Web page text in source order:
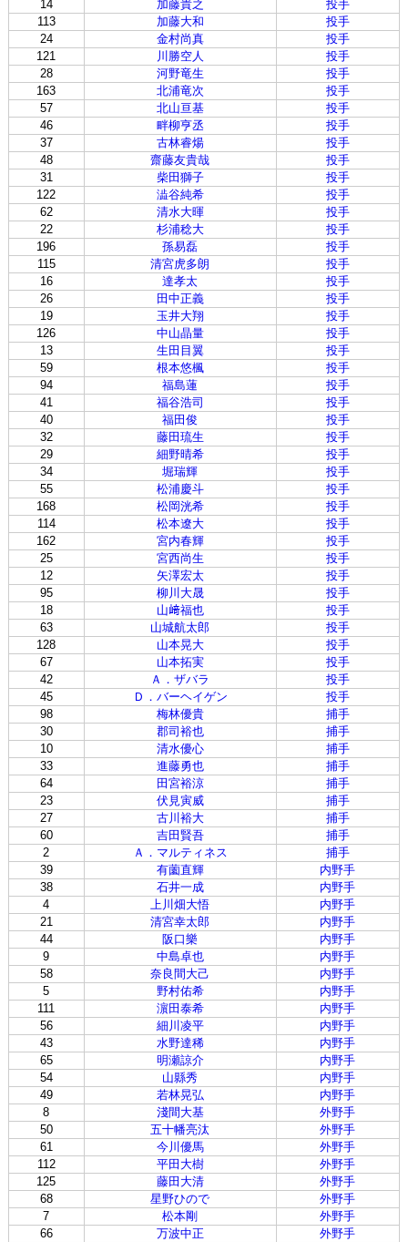
14 加藤貴之
投手
113
加藤大和
投手
24
金村尚真
投手
121
川勝空人
投手
28
河野竜生
投手
163
北浦竜次
投手
57
北山亘基
投手
46
畔柳亨丞
投手
37
古林睿煬
投手
48
齋藤友貴哉
投手
31
柴田獅子
投手
122
澁谷純希
投手
62
清水大暉
投手
22
杉浦稔大
投手
196
孫易磊
投手
115
清宮虎多朗
投手
16
達孝太
投手
26
田中正義
投手
19
玉井大翔
投手
126
中山晶量
投手
13
生田目翼
投手
59
根本悠楓
投手
94
福島蓮
投手
41
福谷浩司
投手
40
福田俊
投手
32
藤田琉生
投手
29
細野晴希
投手
34
堀瑞輝
投手
55
松浦慶斗
投手
168
松岡洸希
投手
114
松本遼大
投手
162
宮内春輝
投手
25
宮西尚生
投手
12
矢澤宏太
投手
95
柳川大晟
投手
18
山﨑福也
投手
63
山城航太郎
投手
128
山本晃大
投手
67
山本拓実
投手
42
Ａ．ザバラ
投手
45
Ｄ．バーヘイゲン
投手
98
梅林優貴
捕手
30
郡司裕也
捕手
10
清水優心
捕手
33
進藤勇也
捕手
64
田宮裕涼
捕手
23
伏見寅威
捕手
27
古川裕大
捕手
60
吉田賢吾
捕手
2
Ａ．マルティネス
捕手
39
有薗直輝
内野手
38
石井一成
内野手
4
上川畑大悟
内野手
21
清宮幸太郎
内野手
44
阪口樂
内野手
9
中島卓也
内野手
58
奈良間大己
内野手
5
野村佑希
内野手
111
濵田泰希
内野手
56
細川凌平
内野手
43
水野達稀
内野手
65
明瀬諒介
内野手
54
山縣秀
内野手
49
若林晃弘
内野手
8
淺間大基
外野手
50
五十幡亮汰
外野手
61
今川優馬
外野手
112
平田大樹
外野手
125
藤田大清
外野手
68
星野ひので
外野手
7
松本剛
外野手
66
万波中正
外野手